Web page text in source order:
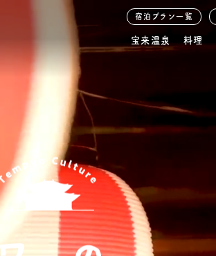
宝来温泉 料理
宿泊プラン一覧